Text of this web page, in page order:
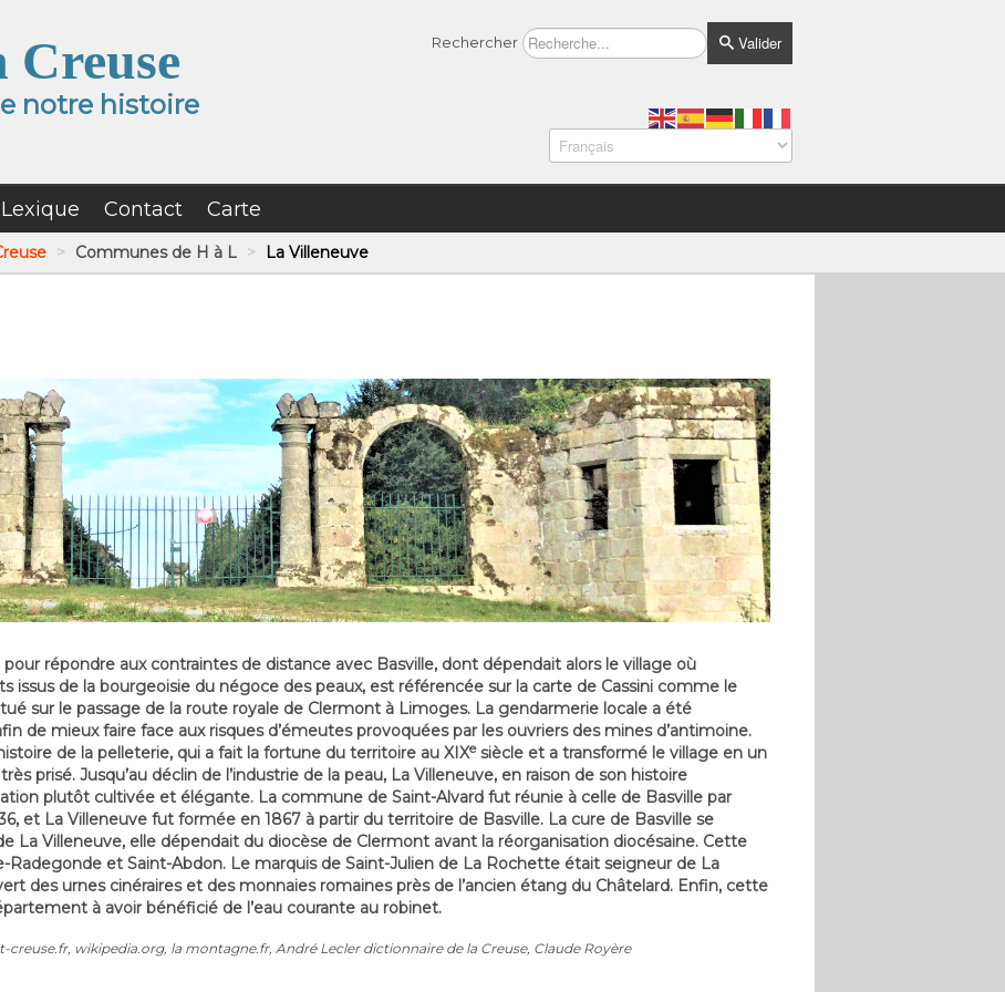
Creuse
notre histoire
Rechercher Valider
Lexique Contact Carte
> Communes de H à L > La Villeneuve
répondre aux contraintes de distance avec Basville, dont dépendait alors le village où
issus de la bourgeoisie du négoce des peaux, est référencée sur la carte de Cassini comme le
sur le passage de la route royale de Clermont à Limoges. La gendarmerie locale a été
de mieux faire face aux risques d’émeutes provoquées par les ouvriers des mines d’antimoine.
de la pelleterie, qui a fait la fortune du territoire au XIXesiècle et a transformé le village en un
prisé. Jusqu’au déclin de l’industrie de la peau, La Villeneuve, en raison de son histoire
plutôt cultivée et élégante. La commune de Saint-Alvard fut réunie à celle de Basville par
et La Villeneuve fut formée en 1867 à partir du territoire de Basville. La cure de Basville se
La Villeneuve, elle dépendait du diocèse de Clermont avant la réorganisation diocésaine. Cette
Radegonde et Saint-Abdon. Le marquis de Saint-Julien de La Rochette était seigneur de La
des urnes cinéraires et des monnaies romaines près de l’ancien étang du Châtelard. Enfin, cette
à avoir bénéficié de l’eau courante au robinet.
creuse.fr, wikipedia.org, la montagne.fr, André Lecler dictionnaire de la Creuse, Claude Royère